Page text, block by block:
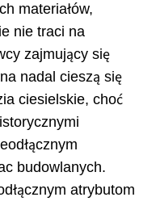
materiałów,
nie traci na
zajmujący się
nadal cieszą się
ciesielskie, choć
budowlanych.
atrybutom